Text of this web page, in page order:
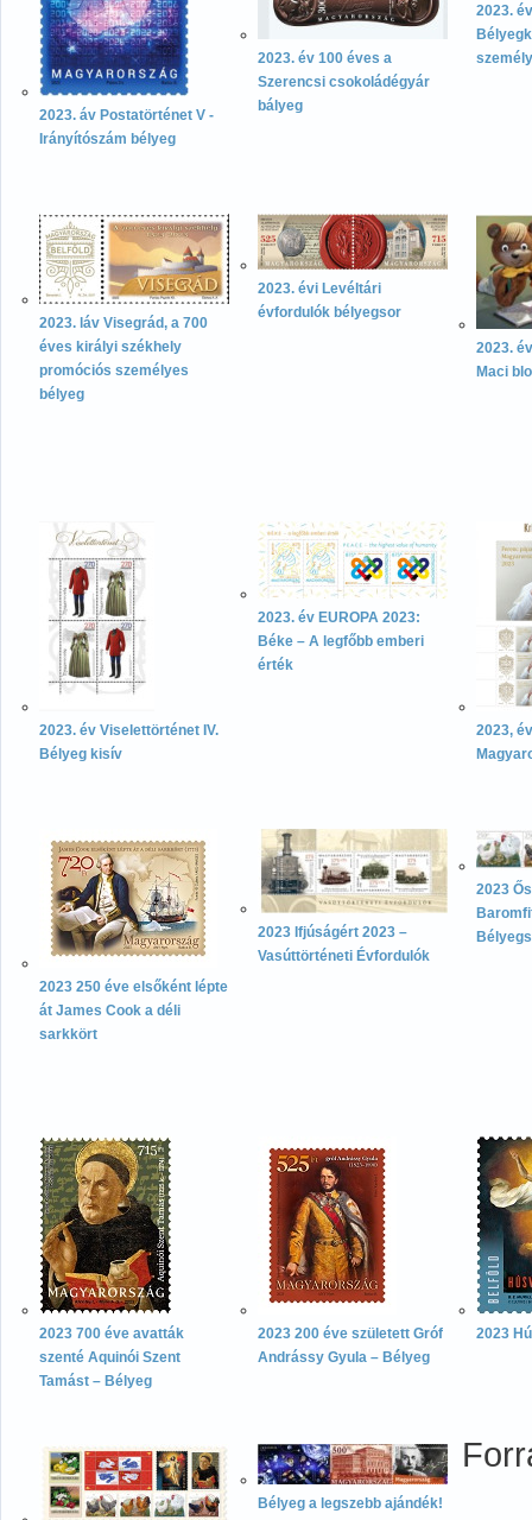
2023. áv Postatörténet V -
Irányítószám bélyeg
2023. év 100 éves a
Szerencsi csokoládégyár
bályeg
2023.
2023. láv Visegrád, a 700
éves királyi székhely
promóciós személyes
bélyeg
2023. évi Levéltári
évfordulók bélyegsor
2023.
Maci
2023. év Viselettörténet IV.
Bélyeg kisív
2023. év EUROPA 2023:
Béke – A legfőbb emberi
érték
2023,
2023 250 éve elsőként lépte
át James Cook a déli
sarkkört
2023 Ifjúságért 2023 –
Vasúttörténeti Évfordulók
2023
2023 700 éve avatták
szenté Aquinói Szent
Tamást – Bélyeg
2023 200 éve született Gróf
Andrássy Gyula – Bélyeg
2023
Bélyeg a legszebb ajándék!